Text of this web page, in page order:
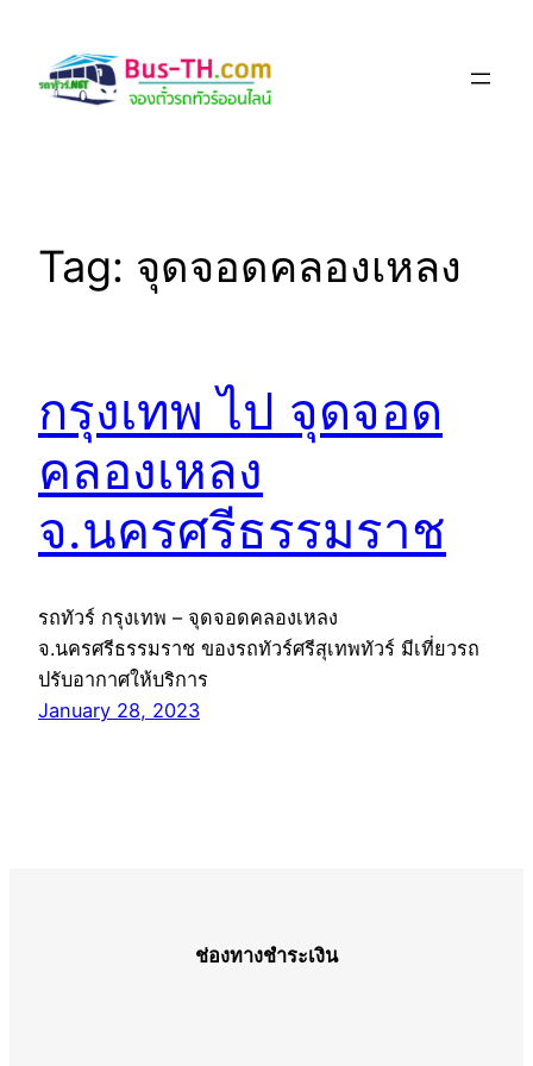
content
Tag: จุดจอดคลองเหลง
กรุงเทพ ไป จุดจอด
คลองเหลง
จ.นครศรีธรรมราช
รถทัวร์ กรุงเทพ – จุดจอดคลองเหลง
จ.นครศรีธรรมราช ของรถทัวร์ศรีสุเทพทัวร์ มีเที่ยวรถ
ปรับอากาศให้บริการ
January 28, 2023
ช่องทางชำระเงิน